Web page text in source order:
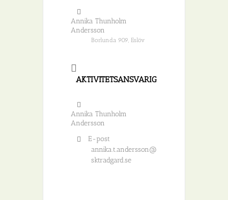
Annika Thunholm
Andersson
Borlunda 909, Eslöv
AKTIVITETSANSVARIG
Annika Thunholm
Andersson
E-post
annika.t.andersson@
sktradgard.se